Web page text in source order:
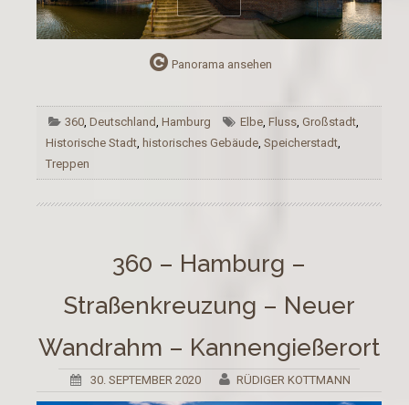
Panorama ansehen
360 ,Deutschland ,Hamburg Elbe, Fluss, Großstadt,
Historische Stadt historisches Gebäude Speicherstadt
Treppen
360 – Hamburg –
Straßenkreuzung – Neuer
Wandrahm – Kannengießerort
30. SEPTEMBER 2020 RÜDIGER KOTTMANN